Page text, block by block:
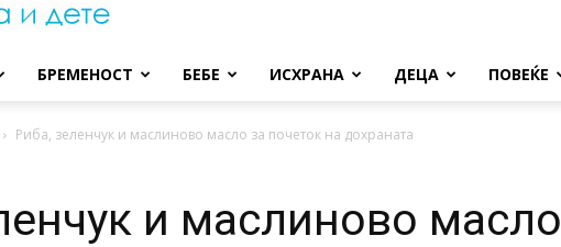
БРЕМЕНОСТ БЕБЕ ИСХРАНА ДЕЦА ПОВЕЌЕ
Риба, зеленчук и маслиново масло за почеток на дохраната
и маслиново масло